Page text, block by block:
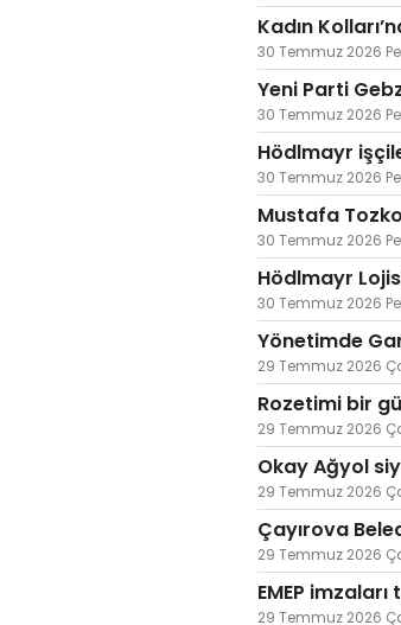
Kadın
30 Temmuz 2026
Yeni Parti
30 Temmuz 2026
Hödlmayr
30 Temmuz 2026
Mustafa
30 Temmuz 2026
Hödlmayr
30 Temmuz 2026
Yönetimde
29 Temmuz 2026
Rozetimi bir
29 Temmuz 2026
Okay Ağyol
29 Temmuz 2026
Çayırova
29 Temmuz 2026
EMEP
29 Temmuz 2026